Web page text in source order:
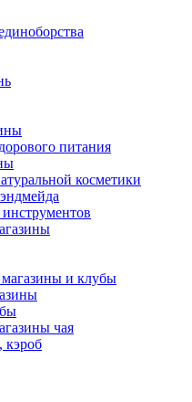
питания
косметики
и клубы
чая
кэроб